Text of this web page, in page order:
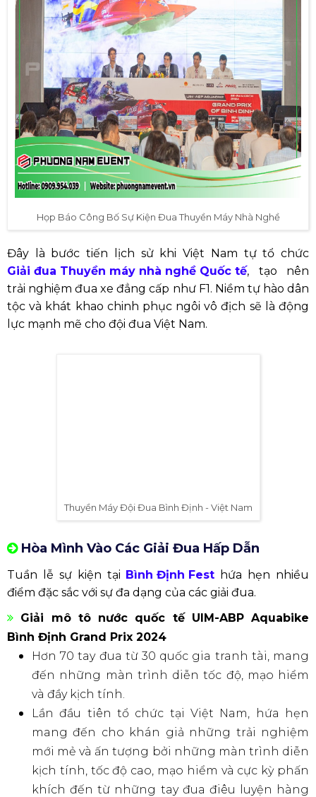
Họp Báo Công Bố Sự Kiện Đua Thuyền Máy Nhà Nghề
Đây là bước tiến lịch sử khi Việt Nam tự tổ chức
Giải đua Thuyền máy nhà nghề Quốc tế, tạo nên
trải nghiệm đua xe đẳng cấp như F1. Niềm tự hào dân
tộc và khát khao chinh phục ngôi vô địch sẽ là động
lực mạnh mẽ cho đội đua Việt Nam.
Thuyền Máy Đội Đua Bình Định - Việt Nam
Hòa Mình Vào Các Giải Đua Hấp Dẫn
Tuần lễ sự kiện tại Bình Định Festhứa hẹn nhiều
điểm đặc sắc với sự đa dạng của các giải đua.
Giải mô tô nước quốc tế UIM-ABP Aquabike